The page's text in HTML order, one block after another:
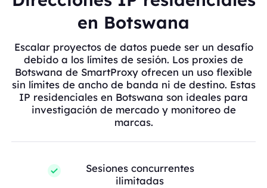
en Botswana
Escalar proyectos de datos puede ser un desafío
debido a los límites de sesión. Los proxies de
Botswana de SmartProxy ofrecen un uso flexible
sin límites de ancho de banda ni de destino. Estas
IP residenciales en Botswana son ideales para
investigación de mercado y monitoreo de
marcas.
Sesiones concurrentes
ilimitadas